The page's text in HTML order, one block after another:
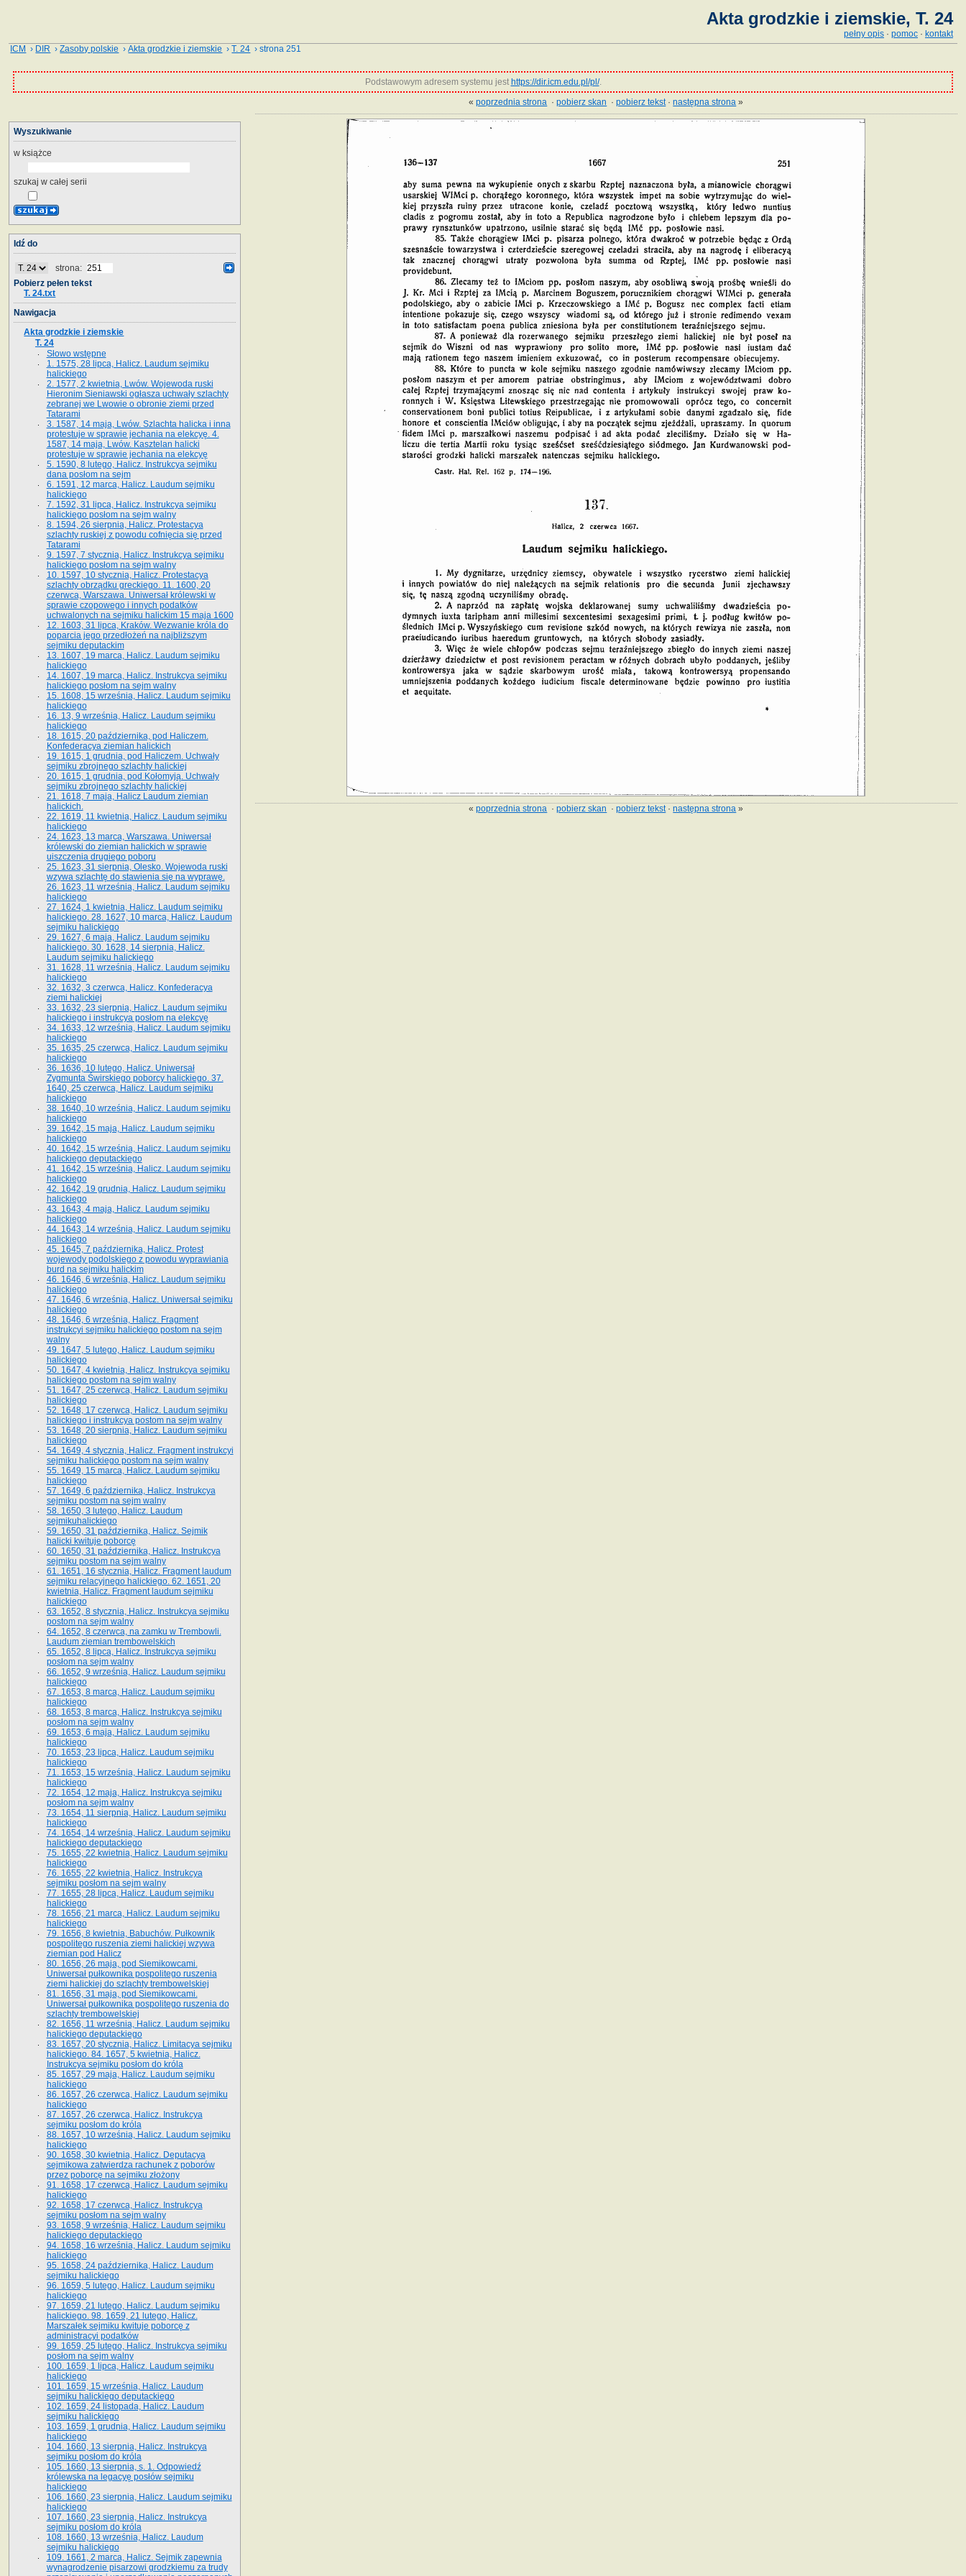
Akta grodzkie i ziemskie, T. 24
pełny opis · pomoc · kontakt
ICM › DIR ›Zasoby polskie ›Akta grodzkie i ziemskie ›T. 24 › strona 251
Podstawowym adresem systemu jest https://dir.icm.edu.pl/pl/.
«poprzednia strona ·pobierz skan ·pobierz tekst·następna strona »
«poprzednia strona ·pobierz skan ·pobierz tekst·następna strona »
Wyszukiwanie
w książce
szukaj w całej serii
Idź do
strona:
Pobierz pełen tekst
T. 24.txt
Nawigacja
Akta grodzkie i ziemskie
T. 24
Słowo wstępne
1. 1575, 28 lipca, Halicz. Laudum sejmiku
halickiego
2. 1577, 2 kwietnia, Lwów. Wojewoda ruski
Hieronim Sieniawski ogłasza uchwały szlachty
zebranej we Lwowie o obronie ziemi przed
Tatarami
3. 1587, 14 maja, Lwów. Szlachta halicka i inna
protestuje w sprawie jechania na elekcyę. 4.
1587, 14 maja, Lwów. Kasztelan halicki
protestuje w sprawie jechania na elekcyę
5. 1590, 8 lutego, Halicz. Instrukcya sejmiku
dana posłom na sejm
6. 1591, 12 marca, Halicz. Laudum sejmiku
halickiego
7. 1592, 31 lipca, Halicz. Instrukcya sejmiku
halickiego posłom na sejm walny
8. 1594, 26 sierpnia, Halicz. Protestacya
szlachty ruskiej z powodu cofnięcia się przed
Tatarami
9. 1597, 7 stycznia, Halicz. Instrukcya sejmiku
halickiego posłom na sejm walny
10. 1597, 10 stycznia, Halicz. Protestacya
szlachty obrządku greckiego. 11. 1600, 20
czerwca, Warszawa. Uniwersał królewski w
sprawie czopowego i innych podatków
uchwalonych na sejmiku halickim 15 maja 1600
12. 1603, 31 lipca, Kraków. Wezwanie króla do
poparcia jego przedłożeń na najbliższym
sejmiku deputackim
13. 1607, 19 marca, Halicz. Laudum sejmiku
halickiego
14. 1607, 19 marca, Halicz. Instrukcya sejmiku
halickiego posłom na sejm walny
15. 1608, 15 września, Halicz. Laudum sejmiku
halickiego
16. 13, 9 września, Halicz. Laudum sejmiku
halickiego
18. 1615, 20 października, pod Haliczem.
Konfederacya ziemian halickich
19. 1615, 1 grudnia, pod Haliczem. Uchwały
sejmiku zbrojnego szlachty halickiej
20. 1615, 1 grudnia, pod Kołomyją. Uchwały
sejmiku zbrojnego szlachty halickiej
21. 1618, 7 maja, Halicz Laudum ziemian
halickich.
22. 1619, 11 kwietnia, Halicz. Laudum sejmiku
halickiego
24. 1623, 13 marca, Warszawa. Uniwersał
królewski do ziemian halickich w sprawie
uiszczenia drugiego poboru
25. 1623, 31 sierpnia, Olesko. Wojewoda ruski
wzywa szlachtę do stawienia się na wyprawę.
26. 1623, 11 września, Halicz. Laudum sejmiku
halickiego
27. 1624, 1 kwietnia, Halicz. Laudum sejmiku
halickiego. 28. 1627, 10 marca, Halicz. Laudum
sejmiku halickiego
29. 1627, 6 maja, Halicz. Laudum sejmiku
halickiego. 30. 1628, 14 sierpnia, Halicz.
Laudum sejmiku halickiego
31. 1628, 11 września, Halicz. Laudum sejmiku
halickiego
32. 1632, 3 czerwca, Halicz. Konfederacya
ziemi halickiej
33. 1632, 23 sierpnia, Halicz. Laudum sejmiku
halickiego i instrukcya posłom na elekcyę
34. 1633, 12 września, Halicz. Laudum sejmiku
halickiego
35. 1635, 25 czerwca, Halicz. Laudum sejmiku
halickiego
36. 1636, 10 lutego, Halicz. Uniwersał
Zygmunta Świrskiego poborcy halickiego. 37.
1640, 25 czerwca, Halicz. Laudum sejmiku
halickiego
38. 1640, 10 września, Halicz. Laudum sejmiku
halickiego
39. 1642, 15 maja, Halicz. Laudum sejmiku
halickiego
40. 1642, 15 września, Halicz. Laudum sejmiku
halickiego deputackiego
41. 1642, 15 września, Halicz. Laudum sejmiku
halickiego
42. 1642, 19 grudnia, Halicz. Laudum sejmiku
halickiego
43. 1643, 4 maja, Halicz. Laudum sejmiku
halickiego
44. 1643, 14 września, Halicz. Laudum sejmiku
halickiego
45. 1645, 7 października, Halicz. Protest
wojewody podolskiego z powodu wyprawiania
burd na sejmiku halickim
46. 1646, 6 września, Halicz. Laudum sejmiku
halickiego
47. 1646, 6 września, Halicz. Uniwersał sejmiku
halickiego
48. 1646, 6 września, Halicz. Fragment
instrukcyi sejmiku halickiego postom na sejm
walny
49. 1647, 5 lutego, Halicz. Laudum sejmiku
halickiego
50. 1647, 4 kwietnia, Halicz. Instrukcya sejmiku
halickiego postom na sejm walny
51. 1647, 25 czerwca, Halicz. Laudum sejmiku
halickiego
52. 1648, 17 czerwca, Halicz. Laudum sejmiku
halickiego i instrukcya postom na sejm walny
53. 1648, 20 sierpnia, Halicz. Laudum sejmiku
halickiego
54. 1649, 4 stycznia, Halicz. Fragment instrukcyi
sejmiku halickiego postom na sejm walny
55. 1649, 15 marca, Halicz. Laudum sejmiku
halickiego
57. 1649, 6 października, Halicz. Instrukcya
sejmiku postom na sejm walny
58. 1650, 3 lutego, Halicz. Laudum
sejmikuhalickiego
59. 1650, 31 października, Halicz. Sejmik
halicki kwituje poborcę
60. 1650, 31 października, Halicz. Instrukcya
sejmiku postom na sejm walny
61. 1651, 16 stycznia, Halicz. Fragment laudum
sejmiku relacyjnego halickiego. 62. 1651, 20
kwietnia, Halicz. Fragment laudum sejmiku
halickiego
63. 1652, 8 stycznia, Halicz. Instrukcya sejmiku
postom na sejm walny
64. 1652, 8 czerwca, na zamku w Trembowli.
Laudum ziemian trembowelskich
65. 1652, 8 lipca, Halicz. Instrukcya sejmiku
posłom na sejm walny
66. 1652, 9 września, Halicz. Laudum sejmiku
halickiego
67. 1653, 8 marca, Halicz. Laudum sejmiku
halickiego
68. 1653, 8 marca, Halicz. Instrukcya sejmiku
posłom na sejm walny
69. 1653, 6 maja, Halicz. Laudum sejmiku
halickiego
70. 1653, 23 lipca, Halicz. Laudum sejmiku
halickiego
71. 1653, 15 września, Halicz. Laudum sejmiku
halickiego
72. 1654, 12 maja, Halicz. Instrukcya sejmiku
posłom na sejm walny
73. 1654, 11 sierpnia, Halicz. Laudum sejmiku
halickiego
74. 1654, 14 września, Halicz. Laudum sejmiku
halickiego deputackiego
75. 1655, 22 kwietnia, Halicz. Laudum sejmiku
halickiego
76. 1655, 22 kwietnia, Halicz. Instrukcya
sejmiku posłom na sejm walny
77. 1655, 28 lipca, Halicz. Laudum sejmiku
halickiego
78. 1656, 21 marca, Halicz. Laudum sejmiku
halickiego
79. 1656, 8 kwietnia, Babuchów. Pułkownik
pospolitego ruszenia ziemi halickiej wzywa
ziemian pod Halicz
80. 1656, 26 maja, pod Siemikowcami.
Uniwersał pułkownika pospolitego ruszenia
ziemi halickiej do szlachty trembowelskiej
81. 1656, 31 maja, pod Siemikowcami.
Uniwersał pułkownika pospolitego ruszenia do
szlachty trembowelskiej
82. 1656, 11 września, Halicz. Laudum sejmiku
halickiego deputackiego
83. 1657, 20 stycznia, Halicz. Limitacya sejmiku
halickiego. 84. 1657, 5 kwietnia, Halicz.
Instrukcya sejmiku posłom do króla
85. 1657, 29 maja, Halicz. Laudum sejmiku
halickiego
86. 1657, 26 czerwca, Halicz. Laudum sejmiku
halickiego
87. 1657, 26 czerwca, Halicz. Instrukcya
sejmiku posłom do króla
88. 1657, 10 września, Halicz. Laudum sejmiku
halickiego
90. 1658, 30 kwietnia, Halicz. Deputacya
sejmikowa zatwierdza rachunek z poborów
przez poborcę na sejmiku złożony
91. 1658, 17 czerwca, Halicz. Laudum sejmiku
halickiego
92. 1658, 17 czerwca, Halicz. Instrukcya
sejmiku posłom na sejm walny
93. 1658, 9 września, Halicz. Laudum sejmiku
halickiego deputackiego
94. 1658, 16 września, Halicz. Laudum sejmiku
halickiego
95. 1658, 24 października, Halicz. Laudum
sejmiku halickiego
96. 1659, 5 lutego, Halicz. Laudum sejmiku
halickiego
97. 1659, 21 lutego, Halicz. Laudum sejmiku
halickiego. 98. 1659, 21 lutego, Halicz.
Marszałek sejmiku kwituje poborcę z
administracyi podatków
99. 1659, 25 lutego, Halicz. Instrukcya sejmiku
posłom na sejm walny
100. 1659, 1 lipca, Halicz. Laudum sejmiku
halickiego
101. 1659, 15 września, Halicz. Laudum
sejmiku halickiego deputackiego
102. 1659, 24 listopada, Halicz. Laudum
sejmiku halickiego
103. 1659, 1 grudnia, Halicz. Laudum sejmiku
halickiego
104. 1660, 13 sierpnia, Halicz. Instrukcya
sejmiku posłom do króla
105. 1660, 13 sierpnia, s. 1. Odpowiedź
królewska na legacyę posłów sejmiku
halickiego
106. 1660, 23 sierpnia, Halicz. Laudum sejmiku
halickiego
107. 1660, 23 sierpnia, Halicz. Instrukcya
sejmiku posłom do króla
108. 1660, 13 września, Halicz. Laudum
sejmiku halickiego
109. 1661, 2 marca, Halicz. Sejmik zapewnia
wynagrodzenie pisarzowi grodzkiemu za trudy